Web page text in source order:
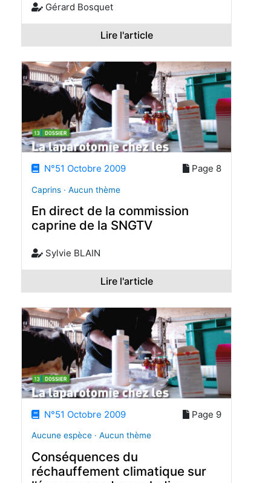
Gérard Bosquet
Lire l'article
N°51 Octobre 2009 Page 8
Caprins · Aucun thème
En direct de la commission
caprine de la SNGTV
Sylvie BLAIN
Lire l'article
N°51 Octobre 2009 Page 9
Aucune espèce · Aucun thème
Conséquences du
réchauffement climatique sur